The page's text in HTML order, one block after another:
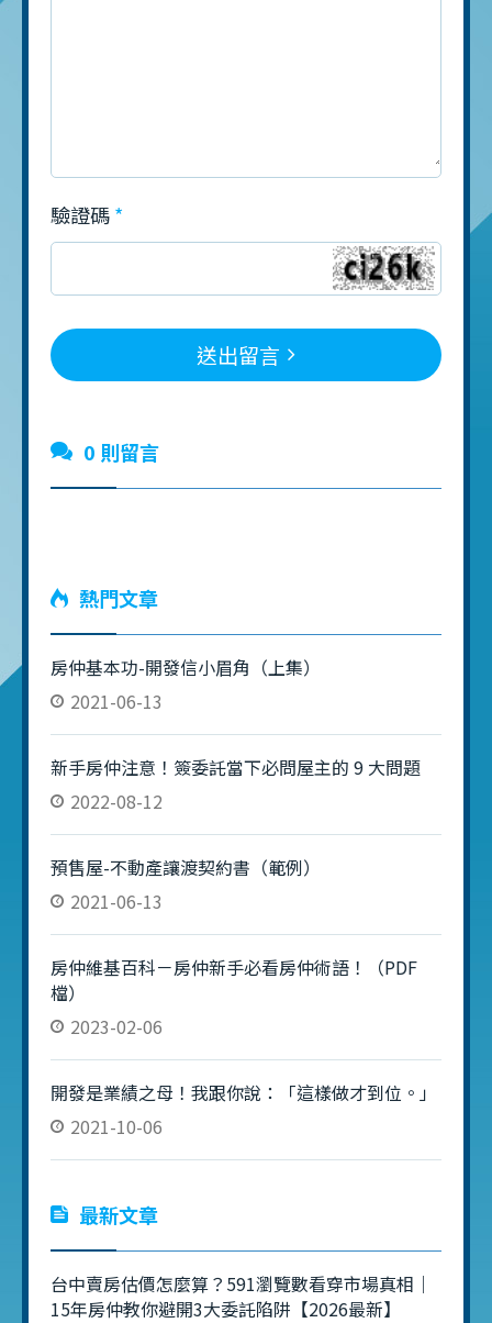
驗證碼
送出留言
0 則留言
熱門文章
房仲基本功-開發信小眉角（上集）
2021-06-13
新手房仲注意！簽委託當下必問屋主的 9 大問題
2022-08-12
預售屋-不動產讓渡契約書（範例）
2021-06-13
房仲維基百科－房仲新手必看房仲術語！（PDF
檔）
2023-02-06
開發是業績之母！我跟你說：「這樣做才到位。」
2021-10-06
最新文章
台中賣房估價怎麼算？591瀏覽數看穿市場真相｜
15年房仲教你避開3大委託陷阱【2026最新】